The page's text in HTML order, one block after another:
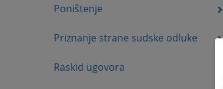
Poništenje
Priznanje strane sudske odluke
Raskid ugovora